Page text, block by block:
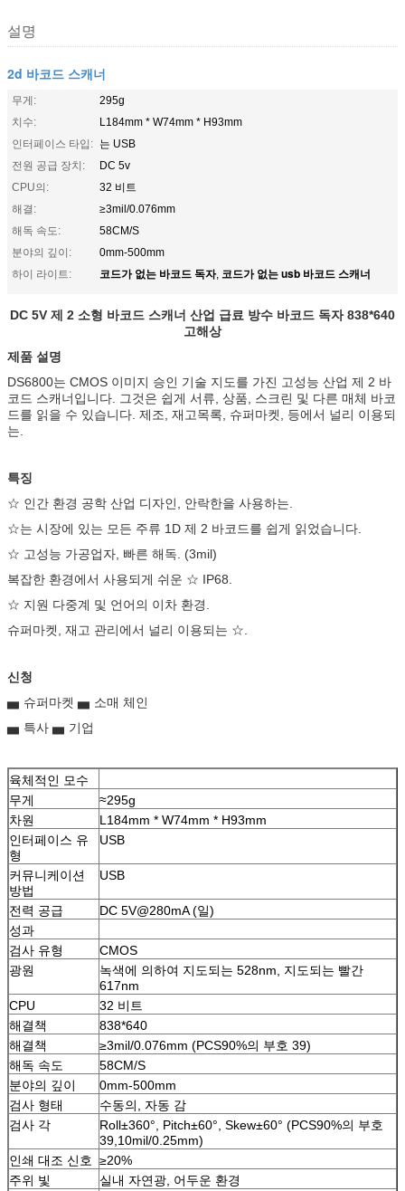
설명
2d 바코드 스캐너
무게:
295g
치수:
L184mm * W74mm * H93mm
인터페이스 타입: 는 USB
전원 공급 장치:
DC 5v
CPU의:
32 비트
해결:
≥3mil/0.076mm
해독 속도:
58CM/S
분야의 깊이:
0mm-500mm
하이 라이트:
코드가 없는 바코드 독자, 코드가 없는 usb 바코드 스캐너
DC 5V 제 2 소형 바코드 스캐너 산업 급료 방수 바코드 독자 838*640
고해상
제품 설명
DS6800는 CMOS 이미지 승인 기술 지도를 가진 고성능 산업 제 2 바
코드 스캐너입니다. 그것은 쉽게 서류, 상품, 스크린 및 다른 매체 바코
드를 읽을 수 있습니다. 제조, 재고목록, 슈퍼마켓, 등에서 널리 이용되
는.
특징
☆ 인간 환경 공학 산업 디자인, 안락한을 사용하는.
☆는 시장에 있는 모든 주류 1D 제 2 바코드를 쉽게 읽었습니다.
☆ 고성능 가공업자, 빠른 해독. (3mil)
복잡한 환경에서 사용되게 쉬운 ☆ IP68.
☆ 지원 다중계 및 언어의 이차 환경.
슈퍼마켓, 재고 관리에서 널리 이용되는 ☆.
신청
▅ 슈퍼마켓 ▅ 소매 체인
▅ 특사 ▅ 기업
육체적인 모수
무게
≈295g
차원
L184mm * W74mm * H93mm
인터페이스 유
형
USB
커뮤니케이션
방법
USB
전력 공급
DC 5V@280mA (일)
성과
검사 유형
CMOS
광원
녹색에 의하여 지도되는 528nm, 지도되는 빨간
617nm
CPU
32 비트
해결책
838*640
해결책
≥3mil/0.076mm (PCS90%의 부호 39)
해독 속도
58CM/S
분야의 깊이
0mm-500mm
검사 형태
수동의, 자동 감
검사 각
Roll±360°, Pitch±60°, Skew±60° (PCS90%의 부호
39,10mil/0.25mm)
인쇄 대조 신호 ≥20%
주위 빛
실내 자연광, 어두운 환경